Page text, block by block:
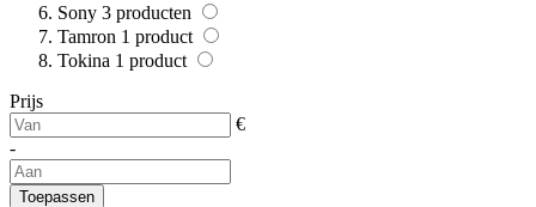
Sony 3 producten
Tamron 1 product
Tokina 1 product
Prijs
€
-
Toepassen